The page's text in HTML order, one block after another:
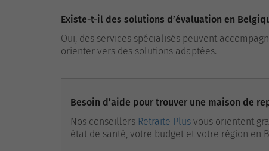
Existe-t-il des solutions d’évaluation en
Oui, des services spécialisés peuvent
orienter vers des solutions adaptées.
Besoin d’aide pour trouver une maison de
Nos conseillers Retraite Plus vous orientent
état de santé, votre budget et votre région en